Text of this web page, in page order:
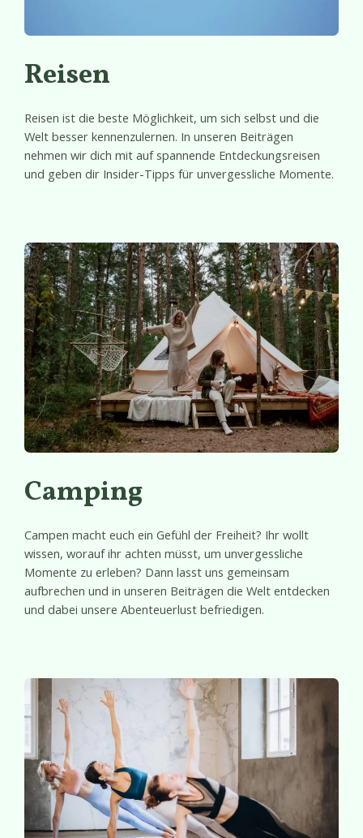
Reisen
Reisen ist die beste Möglichkeit, um sich selbst und die
Welt besser kennenzulernen. In unseren Beiträgen
nehmen wir dich mit auf spannende Entdeckungsreisen
und geben dir Insider-Tipps für unvergessliche Momente.
Camping
Campen macht euch ein Gefühl der Freiheit? Ihr wollt
wissen, worauf ihr achten müsst, um unvergessliche
Momente zu erleben? Dann lasst uns gemeinsam
aufbrechen und in unseren Beiträgen die Welt entdecken
und dabei unsere Abenteuerlust befriedigen.